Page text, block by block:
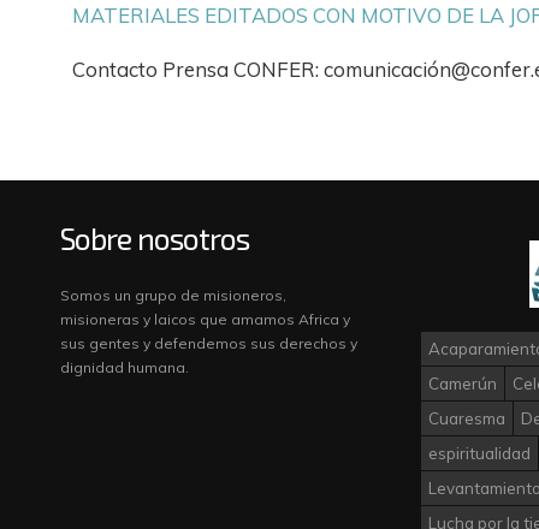
MATERIALES EDITADOS CON MOTIVO DE LA
Contacto Prensa CONFER:
Sobre nosotros
Somos un grupo de misioneros,
misioneras y laicos que amamos Africa y
sus gentes y defendemos sus derechos y
dignidad humana.
Camerún
Cuaresma
espiritualidad
Lucha por la